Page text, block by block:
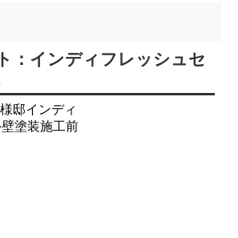
：インディフレッシュセ